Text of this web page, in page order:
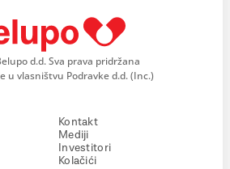
d.d. Sva prava pridržana
u vlasništvu Podravke d.d. (Inc.)
Kontakt
Mediji
Investitori
Kolačići